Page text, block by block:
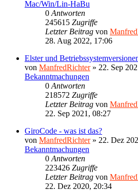
Mac/Win/Lin-HaBu
0 Antworten
245615 Zugriffe
Letzter Beitrag von
28. Aug 2022, 17:06
Elster und
von ManfredRichter» 22. Sep
Bekanntmachungen
0 Antworten
218572 Zugriffe
Letzter Beitrag von
22. Sep 2021, 08:27
GiroCode - was ist das?
von ManfredRichter» 22. Dez
Bekanntmachungen
0 Antworten
223426 Zugriffe
Letzter Beitrag von
22. Dez 2020, 20:34